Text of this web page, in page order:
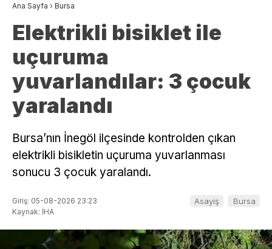
Ana Sayfa › Bursa
Elektrikli bisiklet ile
uçuruma
yuvarlandılar: 3 çocuk
yaralandı
Bursa’nın İnegöl ilçesinde kontrolden çıkan
elektrikli bisikletin uçuruma yuvarlanması
sonucu 3 çocuk yaralandı.
Giriş: 05-08-2026 23:23
Kaynak: İHA
Asayiş Bursa